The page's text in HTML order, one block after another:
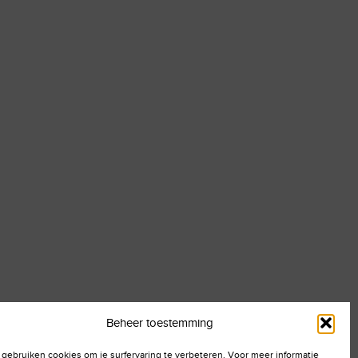
Beheer toestemming
gebruiken cookies om je surfervaring te verbeteren. Voor meer informatie